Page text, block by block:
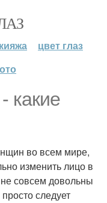
цвет глаз
какие
во всем мире,
изменить лицо в
совсем довольны
следует